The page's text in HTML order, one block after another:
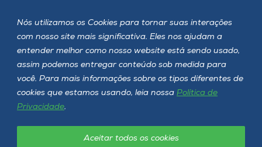
Nós utilizamos os Cookies para tornar suas interações
com nosso site mais significativa. Eles nos ajudam a
entender melhor como nosso website está sendo usado,
assim podemos entregar conteúdo sob medida para
você. Para mais informações sobre os tipos diferentes de
cookies que estamos usando, leia nossa Política de
Privacidade.
Aceitar todos os cookies
Siga a Unoesc